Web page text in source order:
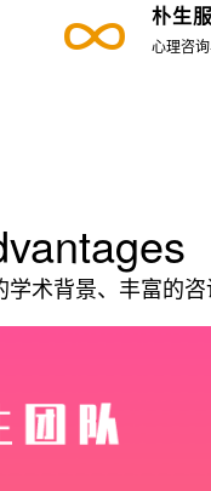
朴生
心理咨
术背景、丰富的